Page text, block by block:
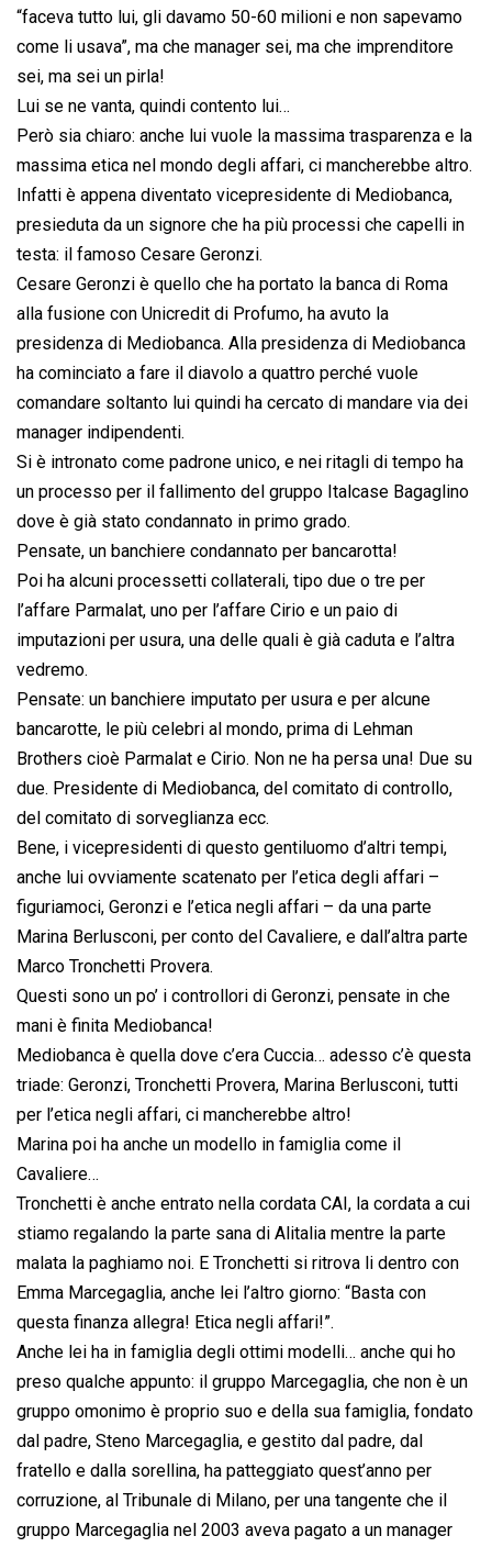
“faceva tutto lui, gli davamo 50-60 milioni e non sapevamo
come li usava”, ma che manager sei, ma che imprenditore
sei, ma sei un pirla!
Lui se ne vanta, quindi contento lui…
Però sia chiaro: anche lui vuole la massima trasparenza e la
massima etica nel mondo degli affari, ci mancherebbe altro.
Infatti è appena diventato vicepresidente di Mediobanca,
presieduta da un signore che ha più processi che capelli in
testa: il famoso Cesare Geronzi.
Cesare Geronzi è quello che ha portato la banca di Roma
alla fusione con Unicredit di Profumo, ha avuto la
presidenza di Mediobanca. Alla presidenza di Mediobanca
ha cominciato a fare il diavolo a quattro perché vuole
comandare soltanto lui quindi ha cercato di mandare via dei
manager indipendenti.
Si è intronato come padrone unico, e nei ritagli di tempo ha
un processo per il fallimento del gruppo Italcase Bagaglino
dove è già stato condannato in primo grado.
Pensate, un banchiere condannato per bancarotta!
Poi ha alcuni processetti collaterali, tipo due o tre per
l’affare Parmalat, uno per l’affare Cirio e un paio di
imputazioni per usura, una delle quali è già caduta e l’altra
vedremo.
Pensate: un banchiere imputato per usura e per alcune
bancarotte, le più celebri al mondo, prima di Lehman
Brothers cioè Parmalat e Cirio. Non ne ha persa una! Due su
due. Presidente di Mediobanca, del comitato di controllo,
del comitato di sorveglianza ecc.
Bene, i vicepresidenti di questo gentiluomo d’altri tempi,
anche lui ovviamente scatenato per l’etica degli affari –
figuriamoci, Geronzi e l’etica negli affari – da una parte
Marina Berlusconi, per conto del Cavaliere, e dall’altra parte
Marco Tronchetti Provera.
Questi sono un po’ i controllori di Geronzi, pensate in che
mani è finita Mediobanca!
Mediobanca è quella dove c’era Cuccia… adesso c’è questa
triade: Geronzi, Tronchetti Provera, Marina Berlusconi, tutti
per l’etica negli affari, ci mancherebbe altro!
Marina poi ha anche un modello in famiglia come il
Cavaliere…
Tronchetti è anche entrato nella cordata CAI, la cordata a cui
stiamo regalando la parte sana di Alitalia mentre la parte
malata la paghiamo noi. E Tronchetti si ritrova li dentro con
Emma Marcegaglia, anche lei l’altro giorno: “Basta con
questa finanza allegra! Etica negli affari!”.
Anche lei ha in famiglia degli ottimi modelli… anche qui ho
preso qualche appunto: il gruppo Marcegaglia, che non è un
gruppo omonimo è proprio suo e della sua famiglia, fondato
dal padre, Steno Marcegaglia, e gestito dal padre, dal
fratello e dalla sorellina, ha patteggiato quest’anno per
corruzione, al Tribunale di Milano, per una tangente che il
gruppo Marcegaglia nel 2003 aveva pagato a un manager